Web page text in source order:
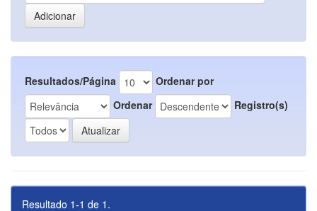
Resultados/Página
Ordenar por
Ordenar
Registro(s)
Resultado 1-1 de 1.